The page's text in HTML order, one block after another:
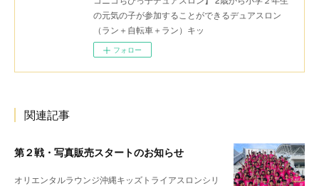
の元気の子が参加することができるデュアスロン
（ラン＋自転車＋ラン）キッ
フォロー
関連記事
第２戦・写真販売スタートのお知らせ
オリエンタルラウンジ沖縄キッズトライアスロンシリ